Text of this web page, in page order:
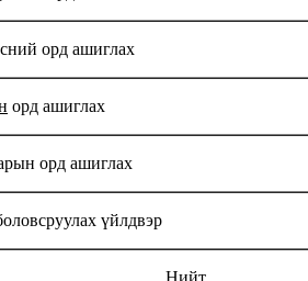
орд ашиглах
орд ашиглах
орд ашиглах
үйлдвэр